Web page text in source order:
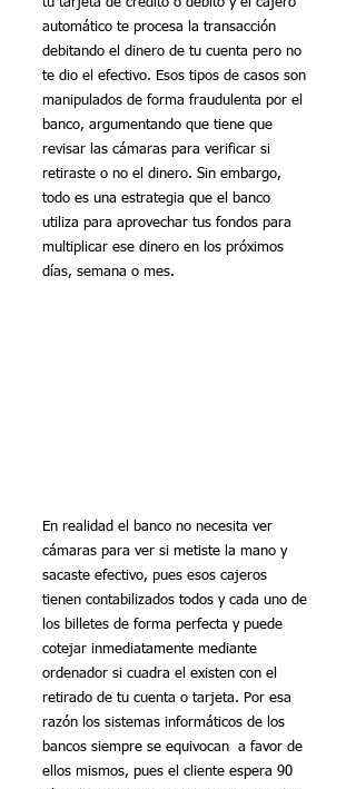
automático te procesa la transacción
debitando el dinero de tu cuenta pero no
te dio el efectivo. Esos tipos de casos son
manipulados de forma fraudulenta por el
banco, argumentando que tiene que
revisar las cámaras para verificar si
retiraste o no el dinero. Sin embargo,
todo es una estrategia que el banco
utiliza para aprovechar tus fondos para
multiplicar ese dinero en los próximos
días, semana o mes.
En realidad el banco no necesita ver
cámaras para ver si metiste la mano y
sacaste efectivo, pues esos cajeros
tienen contabilizados todos y cada uno de
los billetes de forma perfecta y puede
cotejar inmediatamente mediante
ordenador si cuadra el existen con el
retirado de tu cuenta o tarjeta. Por esa
razón los sistemas informáticos de los
bancos siempre se equivocan  a favor de
ellos mismos, pues el cliente espera 90